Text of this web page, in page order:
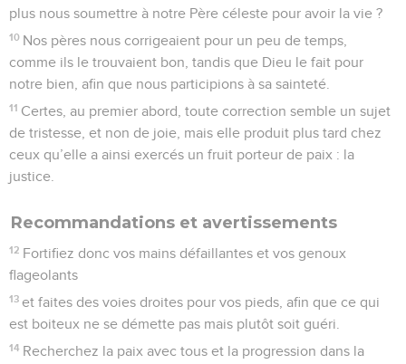
plus nous soumettre à notre Père céleste pour avoir la vie ?
10 Nos pères nous corrigeaient pour un peu de temps,
comme ils le trouvaient bon, tandis que Dieu le fait pour
notre bien, afin que nous participions à sa sainteté.
11 Certes, au premier abord, toute correction semble un sujet
de tristesse, et non de joie, mais elle produit plus tard chez
ceux qu’elle a ainsi exercés un fruit porteur de paix : la
justice.
Recommandations et avertissements
12 Fortifiez donc vos mains défaillantes et vos genoux
flageolants
13 et faites des voies droites pour vos pieds, afin que ce qui
est boiteux ne se démette pas mais plutôt soit guéri.
14 Recherchez la paix avec tous et la progression dans la